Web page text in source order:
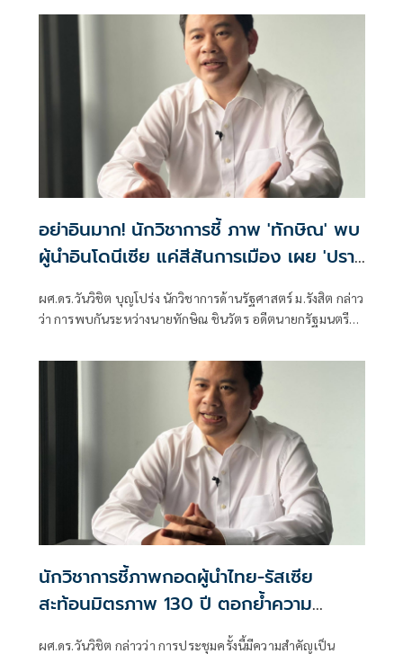
อย่าอินมาก! นักวิชาการชี้ ภาพ 'ทักษิณ' พบ
ผู้นำอินโดนีเซีย แค่สีสันการเมือง เผย 'ปรา
นานาชาติเข้าใจ นายกฯ-รัฐบาล ผู้มีอำนาจตัว
ผศ.ดร.วันวิชิต บุญโปร่ง นักวิชาการด้านรัฐศาสตร์ ม.รังสิต กล่าว
ว่า การพบกันระหว่างนายทักษิณ ชินวัตร อดีตนายกรัฐมนตรี
ผิดปกติ เพราะทั้งสองมีความสัมพันธ์ส่วนตัวที่สั่งสมมาเป็นเวลา
นาน ภาพที่ออกมา เป็นสีสันการเมืองเท่านั้น
นักวิชาการชี้ภาพกอดผู้นำไทย-รัสเซีย
สะท้อนมิตรภาพ 130 ปี ตอกย้ำความ
สัมพันธ์แน่นแฟ้นสองประเทศ
ผศ.ดร.วันวิชิต กล่าวว่า การประชุมครั้งนี้มีความสำคัญเป็น